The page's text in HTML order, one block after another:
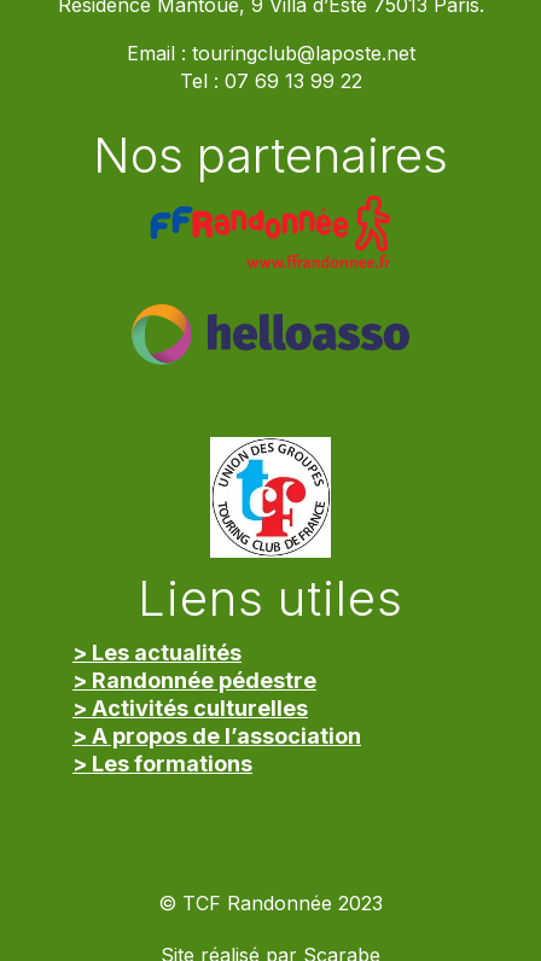
Résidence Mantoue, 9 Villa d’Este 75013 Paris.
Email : touringclub@laposte.net
Tel : 07 69 13 99 22
Nos partenaires
Liens utiles
> Les actualités
> Randonnée pédestre
> Activités culturelles
> A propos de l’association
> Les formations
© TCF Randonnée 2023
Site réalisé par Scarabe